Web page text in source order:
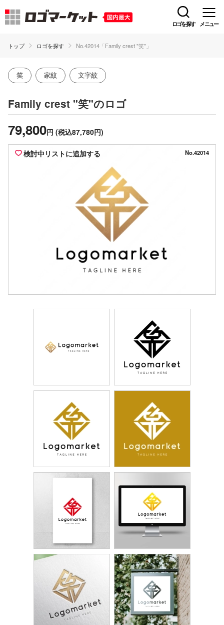
ロゴを探す メニュー
トップ ロゴを探す No.42014「Family crest "笑"」
笑 家紋 文字紋
Family crest "笑"のロゴ
79,800円 (税込87,780円)
検討中リストに追加する No.42014